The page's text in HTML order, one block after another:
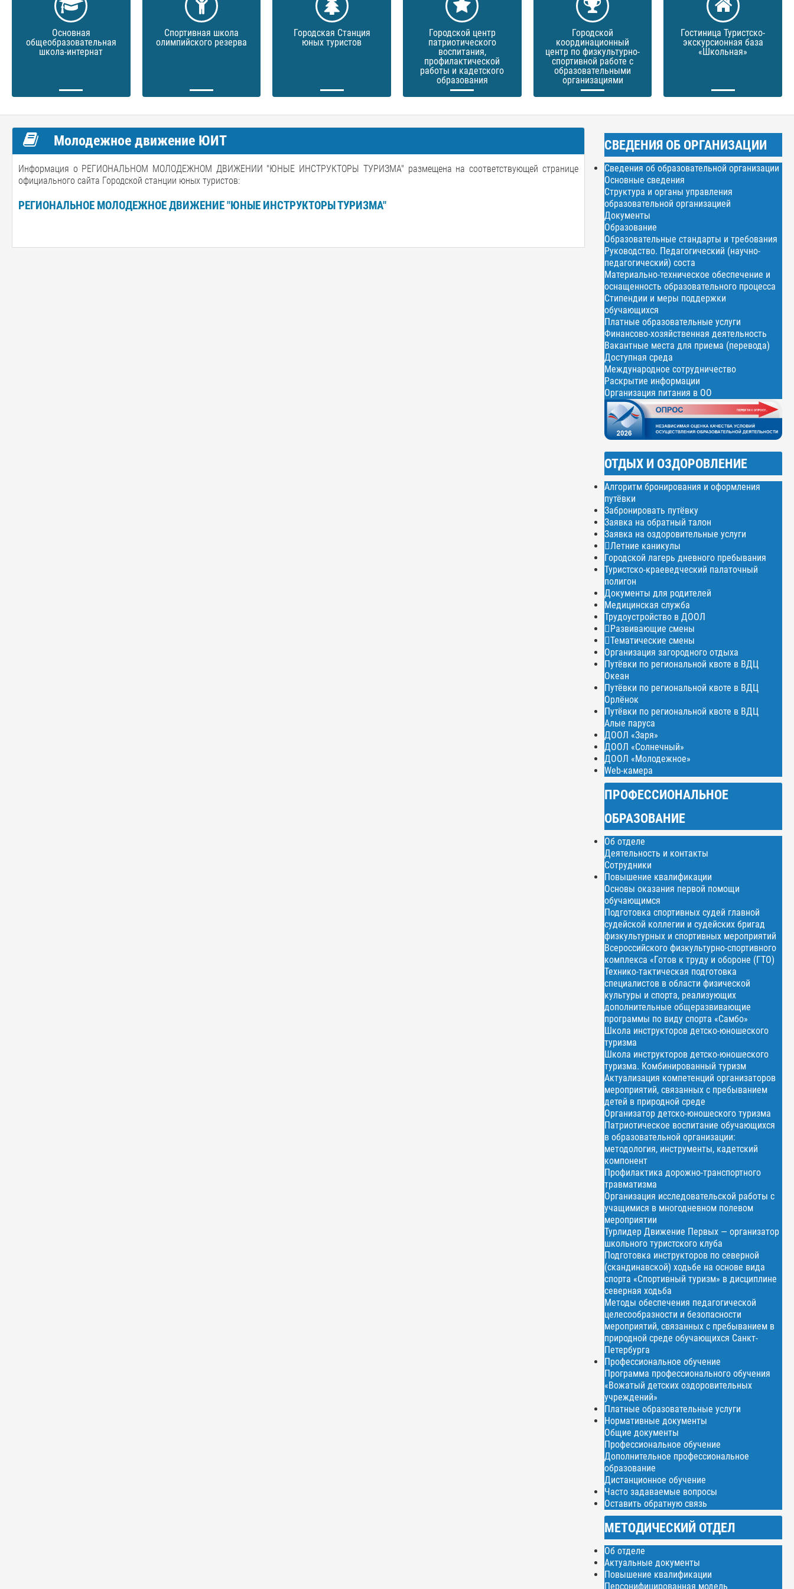
Основная
общеобразовательная
школа-интернат
Спортивная школа
олимпийского резерва
Городская Станция
юных туристов
Городской центр
патриотического
воспитания,
профилактической
работы и кадетского
образования
Городской
координационный
центр по физкультурно-
спортивной работе с
образовательными
организациями
Гостиница Туристско-
экскурсионная база
«Школьная»
Молодежное движение ЮИТ
Информация о РЕГИОНАЛЬНОМ МОЛОДЕЖНОМ ДВИЖЕНИИ "ЮНЫЕ ИНСТРУКТОРЫ ТУРИЗМА" размещена на соответствующей странице
официального сайта Городской станции юных туристов:
РЕГИОНАЛЬНОЕ МОЛОДЕЖНОЕ ДВИЖЕНИЕ "ЮНЫЕ ИНСТРУКТОРЫ ТУРИЗМА"
СВЕДЕНИЯ ОБ ОРГАНИЗАЦИИ
Сведения об образовательной организации
Основные сведения
Структура и органы управления
образовательной организацией
Документы
Образование
Образовательные стандарты и требования
Руководство. Педагогический (научно-
педагогический) соста
Материально-техническое обеспечение и
оснащенность образовательного процесса
Стипендии и меры поддержки
обучающихся
Платные образовательные услуги
Финансово-хозяйственная деятельность
Вакантные места для приема (перевода)
Доступная среда
Международное сотрудничество
Раскрытие информации
Организация питания в ОО
ОТДЫХ И ОЗДОРОВЛЕНИЕ
Алгоритм бронирования и оформления
путёвки
Забронировать путёвку
Заявка на обратный талон
Заявка на оздоровительные услуги
Летние каникулы
Городской лагерь дневного пребывания
Туристско-краеведческий палаточный
полигон
Документы для родителей
Медицинская служба
Трудоустройство в ДООЛ
Развивающие смены
Тематические смены
Организация загородного отдыха
Путёвки по региональной квоте в ВДЦ
Океан
Путёвки по региональной квоте в ВДЦ
Орлёнок
Путёвки по региональной квоте в ВДЦ
Алые паруса
ДООЛ «Заря»
ДООЛ «Солнечный»
ДООЛ «Молодежное»
Web-камера
ПРОФЕССИОНАЛЬНОЕ
ОБРАЗОВАНИЕ
Об отделе
Деятельность и контакты
Сотрудники
Повышение квалификации
Основы оказания первой помощи
обучающимся
Подготовка спортивных судей главной
судейской коллегии и судейских бригад
физкультурных и спортивных мероприятий
Всероссийского физкультурно-спортивного
комплекса «Готов к труду и обороне (ГТО)
Технико-тактическая подготовка
специалистов в области физической
культуры и спорта, реализующих
дополнительные общеразвивающие
программы по виду спорта «Самбо»
Школа инструкторов детско-юношеского
туризма
Школа инструкторов детско-юношеского
туризма. Комбинированный туризм
Актуализация компетенций организаторов
мероприятий, связанных с пребыванием
детей в природной среде
Организатор детско-юношеского туризма
Патриотическое воспитание обучающихся
в образовательной организации:
методология, инструменты, кадетский
компонент
Профилактика дорожно-транспортного
травматизма
Организация исследовательской работы с
учащимися в многодневном полевом
мероприятии
Турлидер Движение Первых — организатор
школьного туристского клуба
Подготовка инструкторов по северной
(скандинавской) ходьбе на основе вида
спорта «Спортивный туризм» в дисциплине
северная ходьба
Методы обеспечения педагогической
целесообразности и безопасности
мероприятий, связанных с пребыванием в
природной среде обучающихся Санкт-
Петербурга
Профессиональное обучение
Программа профессионального обучения
«Вожатый детских оздоровительных
учреждений»
Платные образовательные услуги
Нормативные документы
Общие документы
Профессиональное обучение
Дополнительное профессиональное
образование
Дистанционное обучение
Часто задаваемые вопросы
Оставить обратную связь
МЕТОДИЧЕСКИЙ ОТДЕЛ
Об отделе
Актуальные документы
Повышение квалификации
Персонифицированная модель